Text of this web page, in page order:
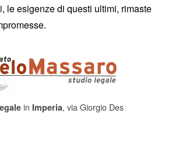
le esigenze di questi ultimi, rimaste
in Imperia, via Giorgio Des